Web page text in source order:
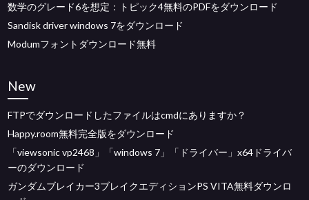
数学のグレード6を想定：トピック4無料のPDFをダウンロード
Sandisk driver windows 7をダウンロード
Modumフォントダウンロード無料
New
FTPでダウンロードしたファイルはcmdにありますか？
Happy.room無料完全版をダウンロード
「viewsonic vp2468」「windows 7」「ドライバー」x64ドライバ
ーのダウンロード
ガンダムブレイカー3ブレイクエディションPS VITA無料ダウンロ